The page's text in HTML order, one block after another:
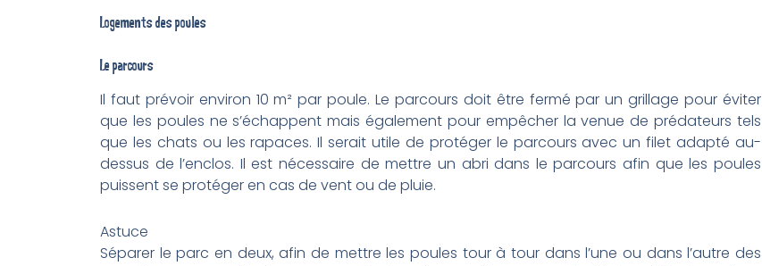
Logements des poules
Le parcours
Il faut prévoir environ 10 m² par poule. Le parcours doit être fermé par un grillage pour éviter
que les poules ne s’échappent mais également pour empêcher la venue de prédateurs tels
que les chats ou les rapaces. Il serait utile de protéger le parcours avec un filet adapté au-
dessus de l’enclos. Il est nécessaire de mettre un abri dans le parcours afin que les poules
puissent se protéger en cas de vent ou de pluie.
Astuce
Séparer le parc en deux, afin de mettre les poules tour à tour dans l’une ou dans l’autre des